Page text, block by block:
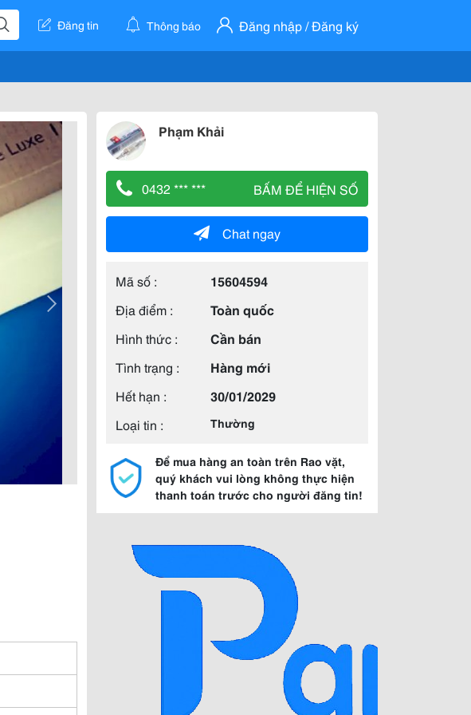
Đăng tin Thông báo Đăng nhập / Đăng ký
Phạm Khải
0432 *** *** BẤM ĐỂ HIỆN SỐ
Chat ngay
Mã số :
15604594
Địa điểm :
Toàn quốc
Hình thức :
Cần bán
Tình trạng :
Hàng mới
Hết hạn :
30/01/2029
Loại tin :
Thường
Để mua hàng an toàn trên Rao vặt,
quý khách vui lòng không thực hiện
thanh toán trước cho người đăng tin!